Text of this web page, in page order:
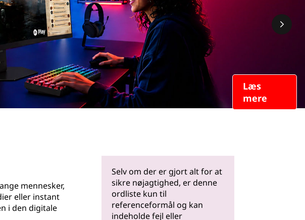
Læs
mere
mennesker,
eller instant
i den digitale
Selv om der er gjort alt for at
sikre nøjagtighed, er denne
ordliste kun til
referenceformål og kan
indeholde fejl eller